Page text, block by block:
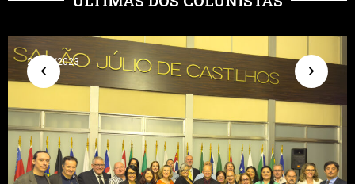
24/05/2023